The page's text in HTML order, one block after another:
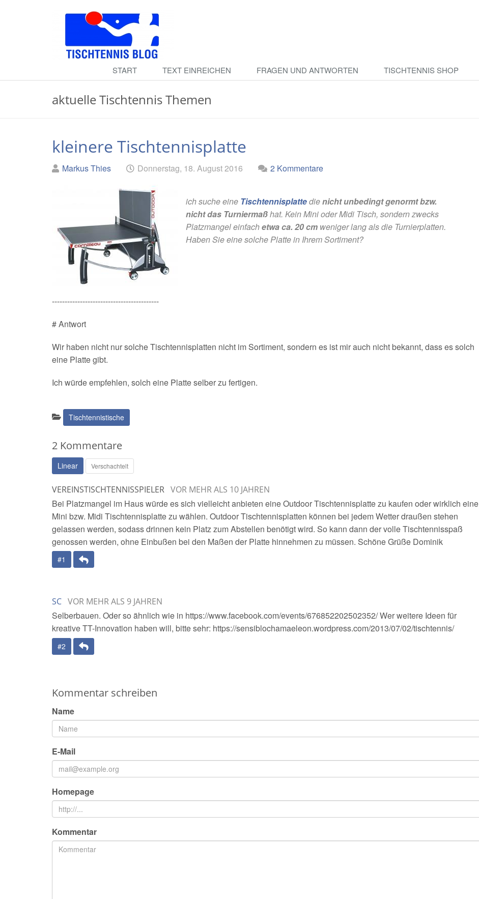
content
Tischtennis
Blog
START TEXT EINREICHEN FRAGEN UND ANTWORTEN TISCHTENNIS SHOP
aktuelle Tischtennis Themen
kleinere Tischtennisplatte
Geschrieben
Markus Thies am Donnerstag, 18. August 2016 2 Kommentare
ich suche eine Tischtennisplattedienicht unbedingt genormt bzw.
nicht das Turniermaßhat. Kein Mini oder Midi Tisch, sondern zwecks
Platzmangel einfachetwa ca. 20 cm weniger lang als die Turnierplatten.
Haben Sie eine solche Platte in Ihrem Sortiment?
------------------------------------------
# Antwort
Wir haben nicht nur solche Tischtennisplatten nicht im Sortiment, sondern es ist mir auch nicht bekannt, dass es solch
eine Platte gibt.
Ich würde empfehlen, solch eine Platte selber zu fertigen.
Kategorien:
Tischtennistische
2 Kommentare
Linear Verschachtelt
VEREINSTISCHTENNISSPIELER VOR MEHR ALS 10 JAHREN
Bei Platzmangel im Haus würde es sich vielleicht anbieten eine Outdoor Tischtennisplatte zu kaufen oder wirklich eine
Mini bzw. Midi Tischtennisplatte zu wählen. Outdoor Tischtennisplatten können bei jedem Wetter draußen stehen
gelassen werden, sodass drinnen kein Platz zum Abstellen benötigt wird. So kann dann der volle Tischtennisspaß
genossen werden, ohne Einbußen bei den Maßen der Platte hinnehmen zu müssen. Schöne Grüße Dominik
#1 Antwort
SC VOR MEHR ALS 9 JAHREN
Selberbauen. Oder so ähnlich wie in https://www.facebook.com/events/676852202502352/ Wer weitere Ideen für
kreative TT-Innovation haben will, bitte sehr: https://sensiblochamaeleon.wordpress.com/2013/07/02/tischtennis/
#2 Antwort
Kommentar schreiben
Name
E-Mail
Homepage
Kommentar